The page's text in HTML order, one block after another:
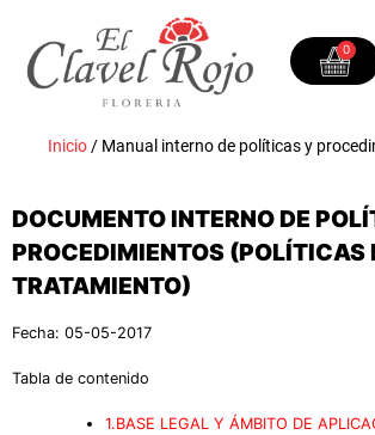
0
Inicio/ Manual interno de políticas y
DOCUMENTO INTERNO DE
PROCEDIMIENTOS (POLÍTICAS
TRATAMIENTO)
Fecha: 05-05-2017
Tabla de contenido
1.BASE LEGAL Y ÁMBITO DE